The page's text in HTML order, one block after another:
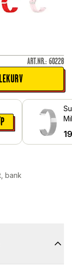
ART.NR.: 60228
bank